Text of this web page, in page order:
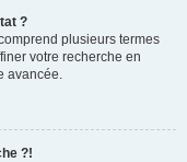
?
plusieurs termes
votre recherche en
avancée.
?!